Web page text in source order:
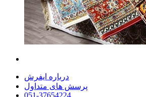
درباره ایفرش
پرسش های متداول
051-37654224